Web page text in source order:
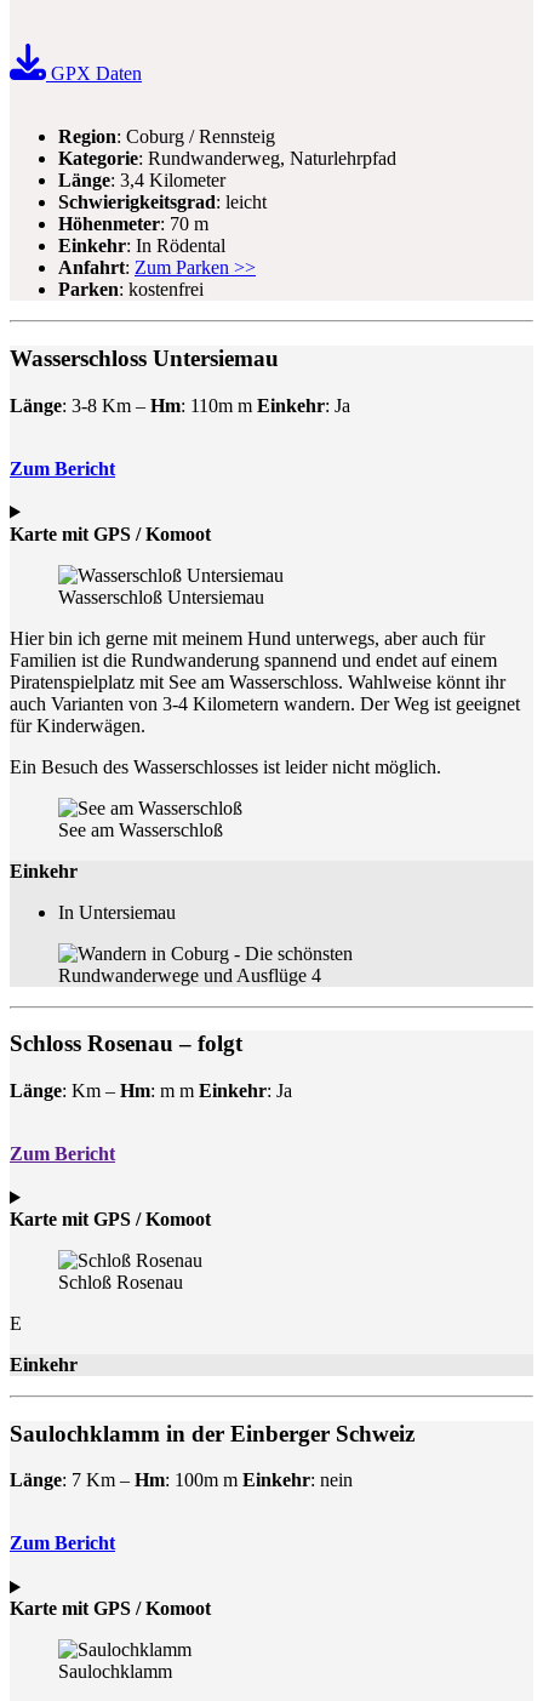
GPX Daten
Region: Coburg / Rennsteig
Kategorie: Rundwanderweg, Naturlehrpfad
Länge: 3,4 Kilometer
Schwierigkeitsgrad: leicht
Höhenmeter: 70 m
Einkehr: In Rödental
Anfahrt: Zum Parken >>
Parken: kostenfrei
Wasserschloss Untersiemau
Länge: 3-8 Km – Hm: 110m m Einkehr: Ja
Zum Bericht
Karte mit GPS / Komoot
Wasserschloß Untersiemau
Hier bin ich gerne mit meinem Hund unterwegs, aber auch für
Familien ist die Rundwanderung spannend und endet auf einem
Piratenspielplatz mit See am Wasserschloss. Wahlweise könnt ihr
auch Varianten von 3-4 Kilometern wandern. Der Weg ist geeignet
für Kinderwägen.
Ein Besuch des Wasserschlosses ist leider nicht möglich.
See am Wasserschloß
Einkehr
In Untersiemau
Schloss Rosenau – folgt
Länge: Km – Hm: m m Einkehr: Ja
Zum Bericht
Karte mit GPS / Komoot
Schloß Rosenau
E
Einkehr
Saulochklamm in der Einberger Schweiz
Länge: 7 Km – Hm: 100m m Einkehr: nein
Zum Bericht
Karte mit GPS / Komoot
Saulochklamm